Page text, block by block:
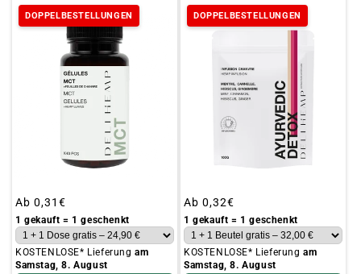
DOPPELBESTELLUNGEN
Üblicher
Preis
Ab 0,31€
1 gekauft = 1 geschenkt
KOSTENLOSE* Lieferungam
Samstag, 8. August
DOPPELBESTELLUNGEN
Üblicher
Preis
Ab 0,32€
1 gekauft = 1 geschenkt
KOSTENLOSE* Lieferungam
Samstag, 8. August